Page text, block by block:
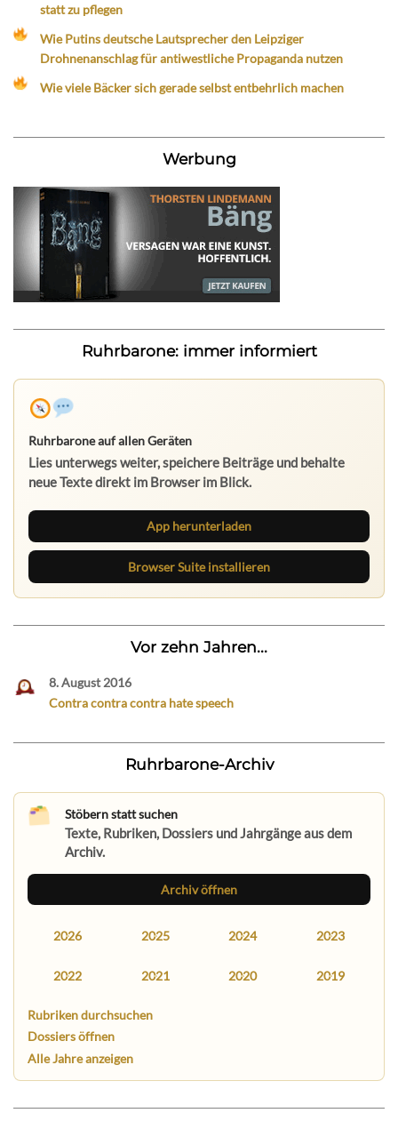
statt zu pflegen
Wie Putins deutsche Lautsprecher den Leipziger
Drohnenanschlag für antiwestliche Propaganda nutzen
Wie viele Bäcker sich gerade selbst entbehrlich machen
Werbung
Ruhrbarone: immer informiert
Ruhrbarone auf allen Geräten
Lies unterwegs weiter, speichere Beiträge und behalte
neue Texte direkt im Browser im Blick.
App herunterladen
Browser Suite installieren
Vor zehn Jahren...
8. August 2016
Contra contra contra hate speech
Ruhrbarone-Archiv
Stöbern statt suchen
Texte, Rubriken, Dossiers und Jahrgänge aus dem
Archiv.
Archiv öffnen
2026 2025 2024 2023
2022 2021 2020 2019
Rubriken durchsuchen
Dossiers öffnen
Alle Jahre anzeigen